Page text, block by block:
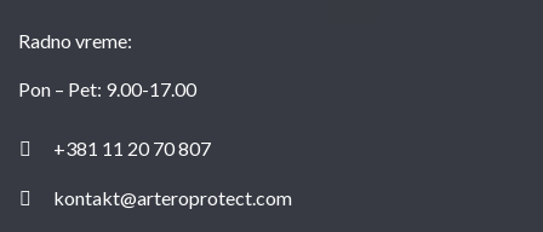
Radno vreme:
Pon – Pet: 9.00-17.00
+381 11 20 70 807
kontakt@arteroprotect.com